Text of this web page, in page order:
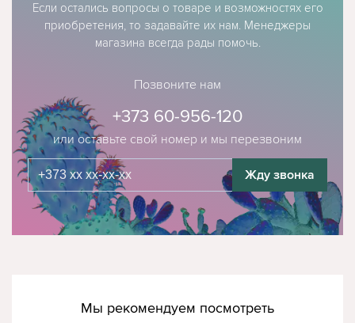
Если остались вопросы о товаре и возможностях его
приобретения, то задавайте их нам. Менеджеры
магазина всегда рады помочь.
Позвоните нам
или оставьте свой номер и мы перезвоним
+373 60-956-120
Жду звонка
Мы рекомендуем посмотреть